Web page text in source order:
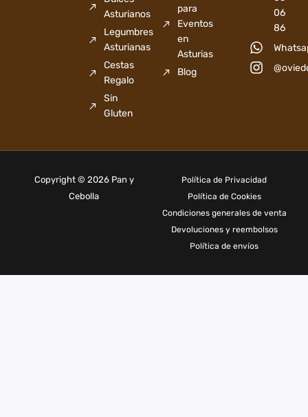
Asturianos
Legumbres
Asturianas
Cestas
Regalo
Sin
Gluten
para
Eventos
en
Asturias
Blog
06
86
Copyright © 2026 Pan y
Cebolla
Política de Privacidad
Política de Cookies
Condiciones generales de venta
Devoluciones y reembolsos
Política de envíos